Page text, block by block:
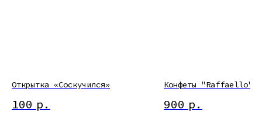
Открытка «Соскучился»
100 р.
Конфеты "Raffaello"
900 р.